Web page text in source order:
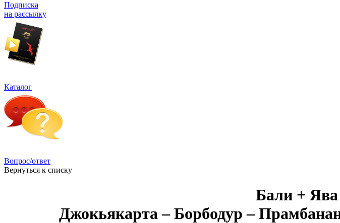
Подписка
на рассылку
Каталог
Вопрос/ответ
Вернуться к списку
Бали +
Джокьякарта – Борбодур –